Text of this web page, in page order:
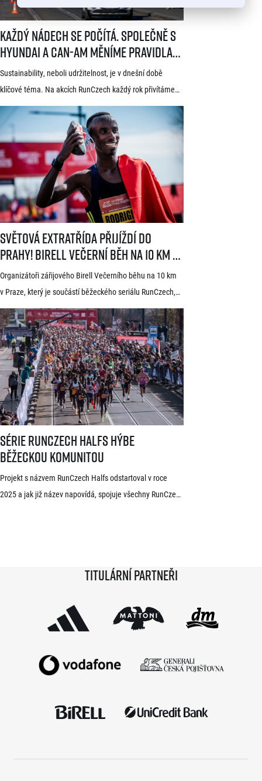
Každý nádech se počítá. Společně s
Hyundai a Can-Am měníme pravidla
hry
Sustainability, neboli udržitelnost, je v dnešní době
klíčové téma. Na akcích RunCzech každý rok přivítáme
statisíce osob, které motivujeme k pohybu a zdravému
životnímu stylu. S každou masovou akcí se však pojí také
odpovědnost vůči životnímu prostředí a pro nás
v RunCzech jde samozřejmě o důležitou součást při
pořádání našich závodů. Společnost RunCzech se
dlouhodobě snaží vylepšovat svá opatření související
s udržitelností při […]
Každý nádech se počítá. Společně s Hyundai a Can-Am měníme
Světová extratřída přijíždí do
Prahy! Birell Večerní běh na 10 km v
Praze oznámil první jména elitních
běžců
Organizátoři zářijového Birell Večerního běhu na 10 km
v Praze, který je součástí běžeckého seriálu RunCzech,
dnes zveřejnili první jména elitních závodníků pro letošní
ročník. V čele startovního pole se představí přední
světoví vytrvalci z Afriky a Jižní Ameriky, z nichž někteří
již mají s pražskými závody předchozí zkušenosti. V
mužské kategorii potvrdil start rodák z Burundi
dlouhodobě žijící ve Španělsku Rodrigue Kwizera. […]
Světová extratřída přijíždí do Prahy! Birell Večerní běh na 10 km v
Série RunCzech Halfs hýbe
běžeckou komunitou
Projekt s názvem RunCzech Halfs odstartoval v roce
2025 a jak již název napovídá, spojuje všechny RunCzech
sezónu a od startu tak uběhlo teprve 18 měsíců,
Série RunCzech Halfs hýbe běžeckou komunitou
Titulární partneři